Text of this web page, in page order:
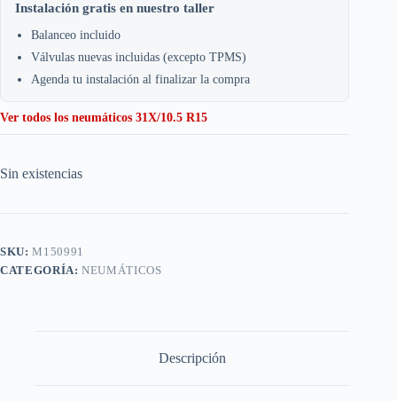
Instalación gratis en nuestro taller
Balanceo incluido
Válvulas nuevas incluidas (excepto TPMS)
Agenda tu instalación al finalizar la compra
Ver todos los neumáticos 31X/10.5 R15
Sin existencias
SKU:M150991
CATEGORÍA:NEUMÁTICOS
Descripción